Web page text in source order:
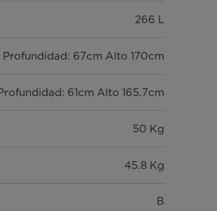
266 L
67cm Alto 170cm
61cm Alto 165.7cm
50 Kg
45.8 Kg
B